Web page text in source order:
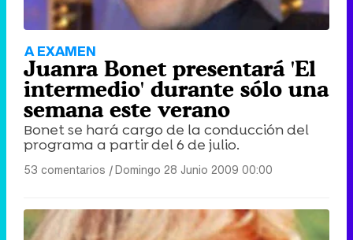
A EXAMEN
Juanra Bonet presentará 'El
intermedio' durante sólo una
semana este verano
Bonet se hará cargo de la conducción del
programa a partir del 6 de julio.
53 comentarios |Domingo 28 Junio 2009 00:00